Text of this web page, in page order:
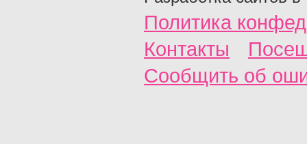
Политика
Контакты
Сообщить об